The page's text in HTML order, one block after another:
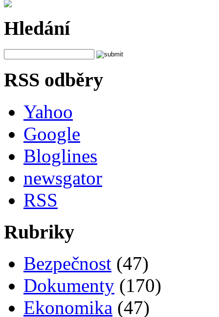
Hledání
RSS odběry
Yahoo
Google
Bloglines
newsgator
RSS
Rubriky
Bezpečnost (47)
Dokumenty (170)
Ekonomika (47)